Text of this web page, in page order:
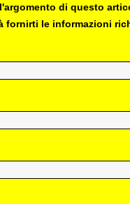
di questo
le informazioni